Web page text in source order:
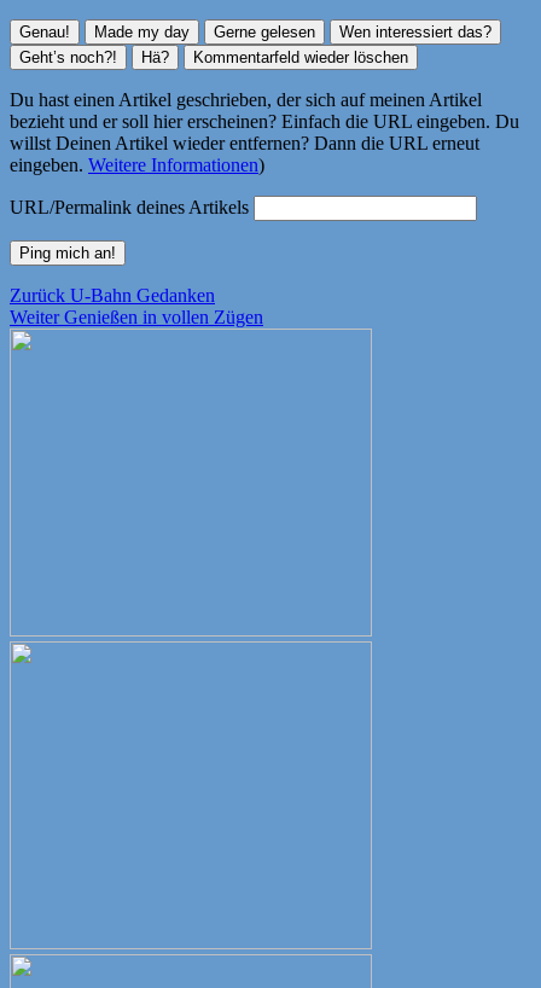
Du hast einen Artikel geschrieben, der sich auf meinen Artikel
bezieht und er soll hier erscheinen? Einfach die URL eingeben. Du
willst Deinen Artikel wieder entfernen? Dann die URL erneut
eingeben. Weitere Informationen)
URL/Permalink deines Artikels
Beitragsnavigation
Zurück Vorheriger
Beitrag:
U-Bahn Gedanken
Weiter Nächster
Genießen in vollen Zügen